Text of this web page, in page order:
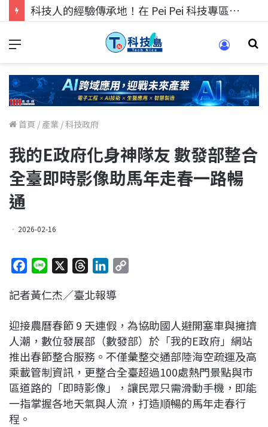
科技人找工作，就到TECH+ 科技專區!
首頁 / 產業 /科技政府
我的E政府化身神隊友 數發部整合
全臺即時影像助馬年走春一路暢
通
2026-02-16
c
b
o
o
k
n
r
a
d
s
n
e
d
I
n
L
i
n
k
記者黃仁杰／臺北報導
迎接農曆春節 9 天連假，為協助國人避開塞車與擁擠
人潮，數位發展部（數發部）於「我的E政府」網站
推出春節整合服務。不僅彙整交通部陸海空疏運及高
乘載管制資訊，更整合全臺超過100處熱門景點與市
區道路的「即時影像」，讓民眾只需滑動手機，即能
一指掌握各地天氣與人流，打造順暢的馬年走春行
程。